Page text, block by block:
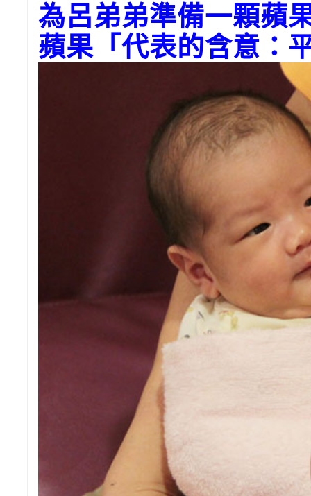
為呂弟弟準備一顆蘋
蘋果「代表的含意：